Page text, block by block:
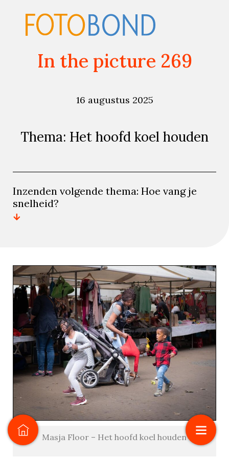
Masja Floor – Het hoofd koel houden
In the picture 269
16 augustus 2025
Thema: Het hoofd koel houden
Inzenden volgende thema: Hoe vang je
snelheid?